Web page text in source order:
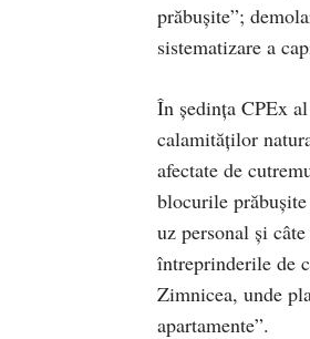
prăbuşite”;
sistematizare a
În şedinţa CPEx
calamităţilor
afectate de
blocurile
uz personal şi
întreprinderile de
Zimnicea, unde
apartamente”.